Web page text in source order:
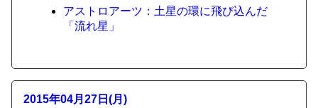
アストロアーツ：土星の環に飛び込んだ
「流れ星」
2015年04月27日(月)